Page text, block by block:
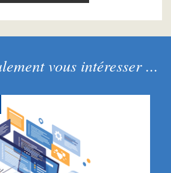
vous intéresser ...